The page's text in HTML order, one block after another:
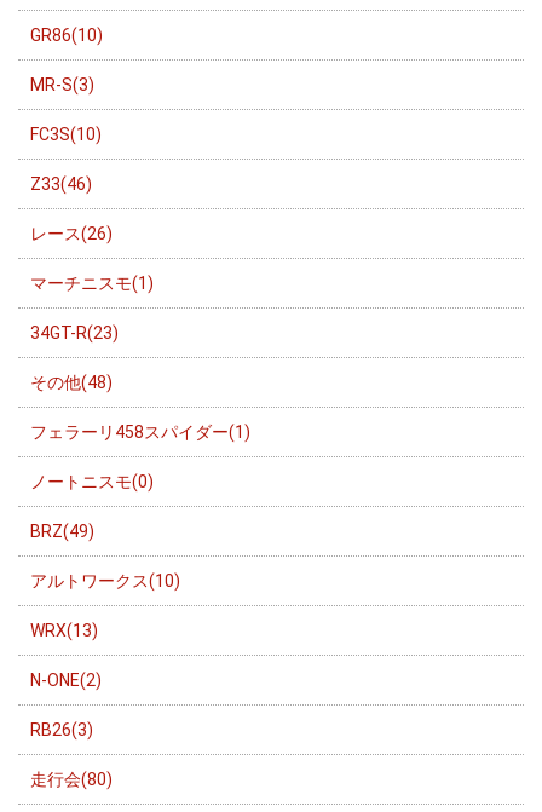
GR86(10)
MR-S(3)
FC3S(10)
Z33(46)
レース(26)
マーチニスモ(1)
34GT-R(23)
その他(48)
フェラーリ458スパイダー(1)
ノートニスモ(0)
BRZ(49)
アルトワークス(10)
WRX(13)
N-ONE(2)
RB26(3)
走行会(80)